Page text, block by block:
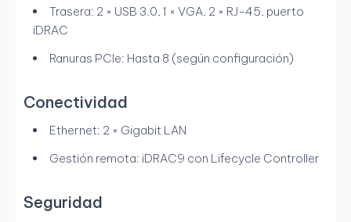
Trasera: 2 × USB 3.0, 1 × VGA, 2 × RJ-45, puerto
iDRAC
Ranuras PCIe: Hasta 8 (según configuración)
Conectividad
Ethernet: 2 × Gigabit LAN
Gestión remota: iDRAC9 con Lifecycle Controller
Seguridad